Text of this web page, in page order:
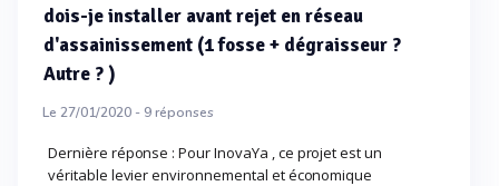
dois-je installer avant rejet en réseau
d'assainissement (1 fosse + dégraisseur ?
Autre ? )
Le 27/01/2020 - 9réponses
Dernière réponse : Pour InovaYa , ce projet est un
véritable levier environnemental et économique